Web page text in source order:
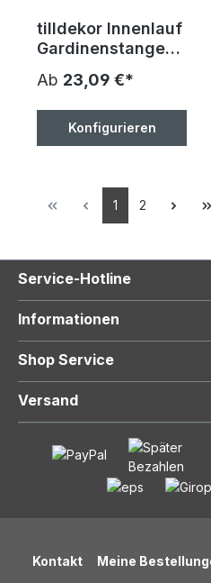
tilldekor Innenlauf
Gardinenstange
Bergamo 1-läufig
Edelstahl-Optik,
16mm
Durchmesser, auf
cm, inkl. Trägern
und Endstücken
Ab 23,09 €*
Konfigurieren
1 2
Service-Hotline
Informationen
Shop Service
Versand
Kontakt Meine